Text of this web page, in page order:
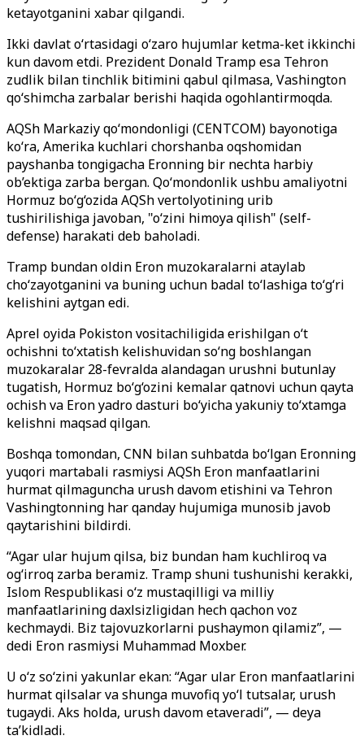
ketayotganini xabar qilgandi.
Ikki davlat o‘rtasidagi o‘zaro hujumlar ketma-ket ikkinchi
kun davom etdi. Prezident Donald Tramp esa Tehron
zudlik bilan tinchlik bitimini qabul qilmasa, Vashington
qo‘shimcha zarbalar berishi haqida ogohlantirmoqda.
AQSh Markaziy qo‘mondonligi (CENTCOM) bayonotiga
ko‘ra, Amerika kuchlari chorshanba oqshomidan
payshanba tongigacha Eronning bir nechta harbiy
ob’ektiga zarba bergan. Qo‘mondonlik ushbu amaliyotni
Hormuz bo‘g‘ozida AQSh vertolyotining urib
tushirilishiga javoban, "o‘zini himoya qilish" (self-
defense) harakati deb baholadi.
Tramp bundan oldin Eron muzokaralarni ataylab
cho‘zayotganini va buning uchun badal to‘lashiga to‘g‘ri
kelishini aytgan edi.
Aprel oyida Pokiston vositachiligida erishilgan o‘t
ochishni to‘xtatish kelishuvidan so‘ng boshlangan
muzokaralar 28-fevralda alandagan urushni butunlay
tugatish, Hormuz bo‘g‘ozini kemalar qatnovi uchun qayta
ochish va Eron yadro dasturi bo‘yicha yakuniy to‘xtamga
kelishni maqsad qilgan.
Boshqa tomondan, CNN bilan suhbatda bo‘lgan Eronning
yuqori martabali rasmiysi AQSh Eron manfaatlarini
hurmat qilmaguncha urush davom etishini va Tehron
Vashingtonning har qanday hujumiga munosib javob
qaytarishini bildirdi.
“Agar ular hujum qilsa, biz bundan ham kuchliroq va
og‘irroq zarba beramiz. Tramp shuni tushunishi kerakki,
Islom Respublikasi o‘z mustaqilligi va milliy
manfaatlarining daxlsizligidan hech qachon voz
kechmaydi. Biz tajovuzkorlarni pushaymon qilamiz”, —
dedi Eron rasmiysi Muhammad Moxber.
U o‘z so‘zini yakunlar ekan: “Agar ular Eron manfaatlarini
hurmat qilsalar va shunga muvofiq yo‘l tutsalar, urush
tugaydi. Aks holda, urush davom etaveradi”, — deya
ta’kidladi.